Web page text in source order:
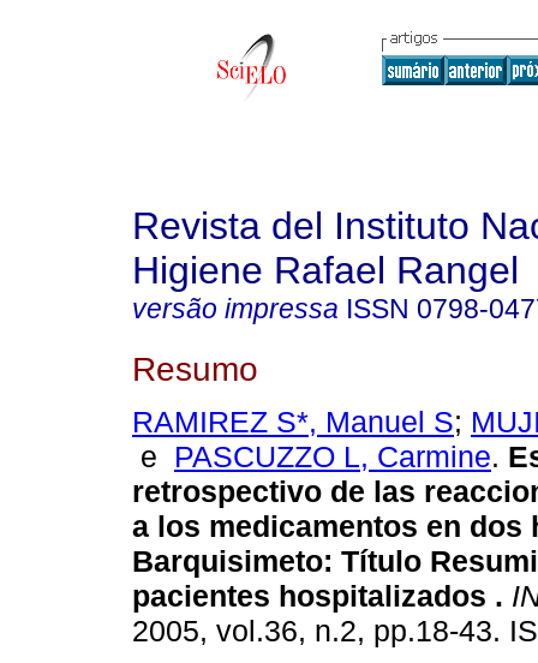
Revista del Instituto
Higiene Rafael Rangel
versão impressa ISSN 0798-
Resumo
RAMIREZ S*, Manuel S;
e PASCUZZO L, Carmine.
retrospectivo de las
a los medicamentos en dos
Barquisimeto: Título
pacientes hospitalizados .
2005, vol.36, n.2, pp.18-43.